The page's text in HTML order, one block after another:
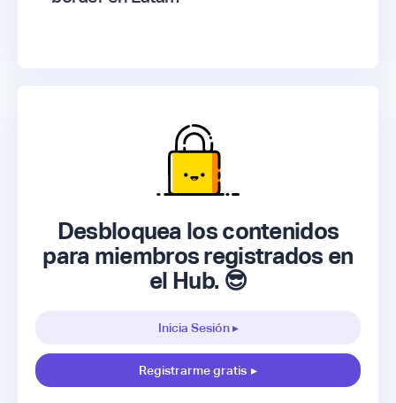
Desbloquea los contenidos
para miembros registrados en
el Hub. 😎
Inicia Sesión ▸
Registrarme gratis ▸